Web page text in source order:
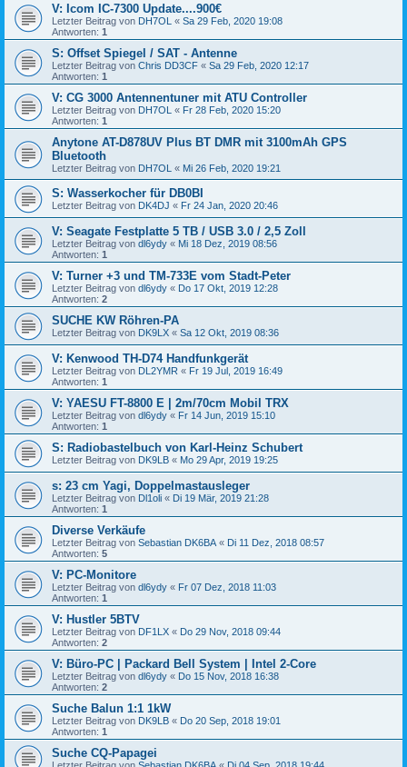
V: Icom IC-7300 Update....900€
Letzter Beitrag von DH7OL « Sa 29 Feb, 2020 19:08
Antworten: 1
S: Offset Spiegel / SAT - Antenne
Letzter Beitrag von Chris DD3CF « Sa 29 Feb, 2020 12:17
Antworten: 1
V: CG 3000 Antennentuner mit ATU Controller
Letzter Beitrag von DH7OL « Fr 28 Feb, 2020 15:20
Antworten: 1
Anytone AT-D878UV Plus BT DMR mit 3100mAh GPS
Bluetooth
Letzter Beitrag von DH7OL « Mi 26 Feb, 2020 19:21
S: Wasserkocher für DB0BI
Letzter Beitrag von DK4DJ « Fr 24 Jan, 2020 20:46
V: Seagate Festplatte 5 TB / USB 3.0 / 2,5 Zoll
Letzter Beitrag von dl6ydy « Mi 18 Dez, 2019 08:56
Antworten: 1
V: Turner +3 und TM-733E vom Stadt-Peter
Letzter Beitrag von dl6ydy « Do 17 Okt, 2019 12:28
Antworten: 2
SUCHE KW Röhren-PA
Letzter Beitrag von DK9LX « Sa 12 Okt, 2019 08:36
V: Kenwood TH-D74 Handfunkgerät
Letzter Beitrag von DL2YMR « Fr 19 Jul, 2019 16:49
Antworten: 1
V: YAESU FT-8800 E | 2m/70cm Mobil TRX
Letzter Beitrag von dl6ydy « Fr 14 Jun, 2019 15:10
Antworten: 1
S: Radiobastelbuch von Karl-Heinz Schubert
Letzter Beitrag von DK9LB « Mo 29 Apr, 2019 19:25
s: 23 cm Yagi, Doppelmastausleger
Letzter Beitrag von Dl1oli « Di 19 Mär, 2019 21:28
Antworten: 1
Diverse Verkäufe
Letzter Beitrag von Sebastian DK6BA « Di 11 Dez, 2018 08:57
Antworten: 5
V: PC-Monitore
Letzter Beitrag von dl6ydy « Fr 07 Dez, 2018 11:03
Antworten: 1
V: Hustler 5BTV
Letzter Beitrag von DF1LX « Do 29 Nov, 2018 09:44
Antworten: 2
V: Büro-PC | Packard Bell System | Intel 2-Core
Letzter Beitrag von dl6ydy « Do 15 Nov, 2018 16:38
Antworten: 2
Suche Balun 1:1 1kW
Letzter Beitrag von DK9LB « Do 20 Sep, 2018 19:01
Antworten: 1
Suche CQ-Papagei
Letzter Beitrag von Sebastian DK6BA « Di 04 Sep, 2018 19:44